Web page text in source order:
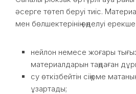
әсерге төтеп беруі тиіс.
мен бөлшектерінің өңделуі
нейлон немесе жоғары
материалдарын таңдаған
су өткізбейтін сіңірме
ұзартады;